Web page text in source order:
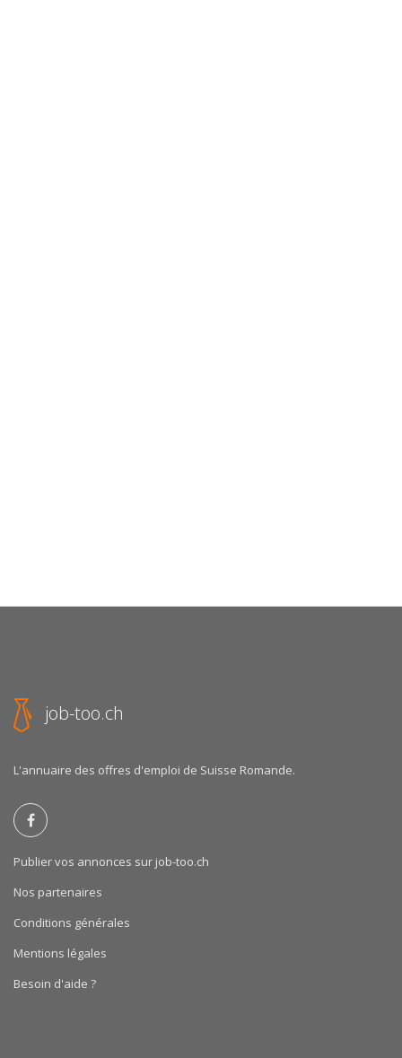
job-too.ch
L'annuaire des offres d'emploi de Suisse Romande.
Publier vos annonces sur job-too.ch
Nos partenaires
Conditions générales
Mentions légales
Besoin d'aide ?